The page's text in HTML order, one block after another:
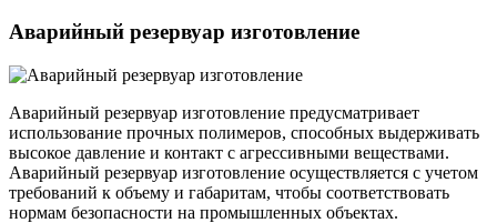
Аварийный резервуар изготовление
Аварийный резервуар изготовление предусматривает
использование прочных полимеров, способных выдерживать
высокое давление и контакт с агрессивными веществами.
Аварийный резервуар изготовление осуществляется с учетом
требований к объему и габаритам, чтобы соответствовать
нормам безопасности на промышленных объектах.